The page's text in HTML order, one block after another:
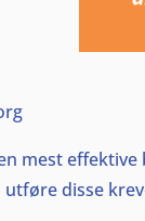
mest
disse